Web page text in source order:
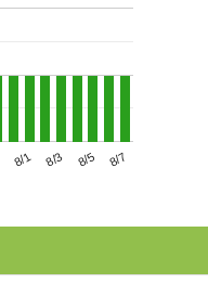
8/1 8/3 8/5 8/7